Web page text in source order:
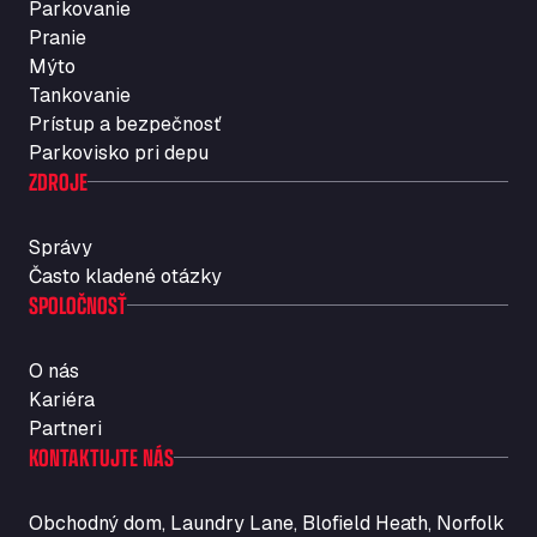
Rosario
Str. Vigentina, 205 km 5+380, 27010
Autotransit Amann
Auf dem Dreisch 8, 34346
Avin Kominis
Vasilikos Intersection E90, 46 100
Ashville Way, WA7 3EZ
AWJ Penrith Truckstop
M6 J40, Penrith Industrial Estate, CA11 9EH
Hill Barton Business park, EX5 1DR
Ballestas Flores
Ctra C 157 , 37009
Ballinluig Services
Bapaume Truck House A1
Parkovanie
Pranie
Mýto
Tankovanie
Prístup a bezpečnosť
Parkovisko pri depu
ZDROJE
Správy
Často kladené otázky
SPOLOČNOSŤ
O nás
Kariéra
Partneri
KONTAKTUJTE NÁS
Obchodný dom, Laundry Lane, Blofield Heath, Norfolk